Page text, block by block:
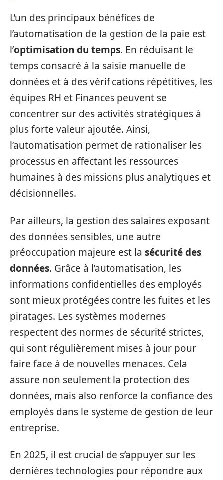
L’un des principaux bénéfices de
l’automatisation de la gestion de la paie est
l’optimisation du temps. En réduisant le
temps consacré à la saisie manuelle de
données et à des vérifications répétitives, les
équipes RH et Finances peuvent se
concentrer sur des activités stratégiques à
plus forte valeur ajoutée. Ainsi,
l’automatisation permet de rationaliser les
processus en affectant les ressources
humaines à des missions plus analytiques et
décisionnelles.
Par ailleurs, la gestion des salaires exposant
des données sensibles, une autre
préoccupation majeure est la sécurité des
données. Grâce à l’automatisation, les
informations confidentielles des employés
sont mieux protégées contre les fuites et les
piratages. Les systèmes modernes
respectent des normes de sécurité strictes,
qui sont régulièrement mises à jour pour
faire face à de nouvelles menaces. Cela
assure non seulement la protection des
données, mais also renforce la confiance des
employés dans le système de gestion de leur
entreprise.
En 2025, il est crucial de s’appuyer sur les
dernières technologies pour répondre aux